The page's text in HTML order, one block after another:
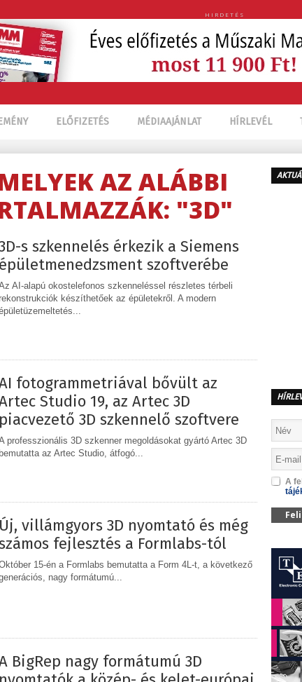
HIRDETÉS
ELŐFIZETÉS MÉDIAAJÁNLAT HÍRLEVÉL
AZ ALÁBBI
"3D"
s szkennelés érkezik a Siemens
épületmenedzsment szoftverébe
AI-alapú okostelefonos szkenneléssel részletes térbeli
rekonstrukciók készíthetőek az épületekről. A modern
fotogrammetriával bővült az
Studio 19, az Artec 3D
piacvezető 3D szkennelő szoftvere
professzionális 3D szkenner megoldásokat gyártó Artec 3D
bemutatta az Artec Studio, átfogó...
Új, villámgyors 3D nyomtató és még
fejlesztés a Formlabs-tól
15-én a Formlabs bemutatta a Form 4L-t, a következő
nagy formátumú...
BigRep nagy formátumú 3D
A